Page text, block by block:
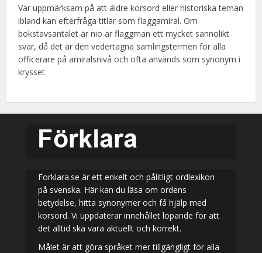
Var uppmärksam på att äldre korsord eller historiska teman
ibland kan efterfråga titlar som flaggamiral. Om
bokstavsantalet är nio är flaggman ett mycket sannolikt
svar, då det är den vedertagna samlingstermen för alla
officerare på amiralsnivå och ofta används som synonym i
krysset.
Forklara.se är ett enkelt och pålitligt ordlexikon
på svenska. Här kan du läsa om ordens
betydelse, hitta synonymer och få hjälp med
korsord. Vi uppdaterar innehållet löpande för att
det alltid ska vara aktuellt och korrekt.
Målet är att göra språket mer tillgängligt för alla